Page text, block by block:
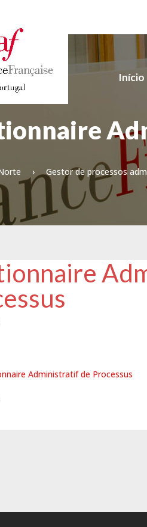
Início
› Gestor de processos
Administratif de Processus